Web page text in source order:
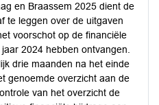
en Braassem 2025 dient de
te leggen over de uitgaven
voorschot op de financiële
2024 hebben ontvangen.
drie maanden na het einde
genoemde overzicht aan de
van het overzicht de